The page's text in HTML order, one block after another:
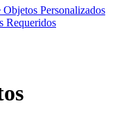
Personalizados
Requeridos